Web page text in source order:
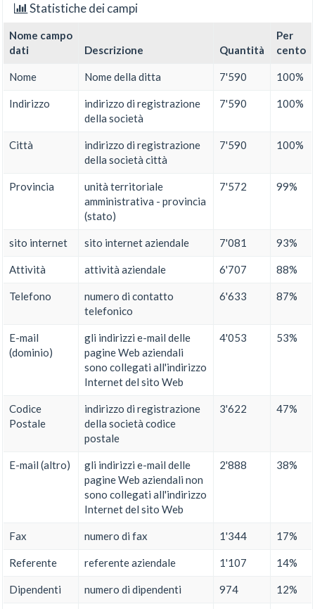
Statistiche dei campi
Nome campo
dati
Descrizione Quantità
Per
cento
Nome Nome della ditta 7'590 100%
Indirizzo
indirizzo di registrazione
della società
7'590 100%
Città
indirizzo di registrazione
della società città
7'590 100%
Provincia
unità territoriale
amministrativa - provincia
(stato)
7'572 99%
sito internet sito internet aziendale 7'081 93%
Attività attività aziendale 6'707 88%
Telefono
numero di contatto
telefonico
6'633 87%
E-mail
(dominio)
gli indirizzi e-mail delle
pagine Web aziendali
sono collegati all'indirizzo
Internet del sito Web
4'053 53%
Codice
Postale
indirizzo di registrazione
della società codice
postale
3'622 47%
E-mail (altro)
gli indirizzi e-mail delle
pagine Web aziendali non
sono collegati all'indirizzo
Internet del sito Web
2'888 38%
Fax numero di fax 1'344 17%
Referente referente aziendale 1'107 14%
Dipendenti numero di dipendenti 974 12%